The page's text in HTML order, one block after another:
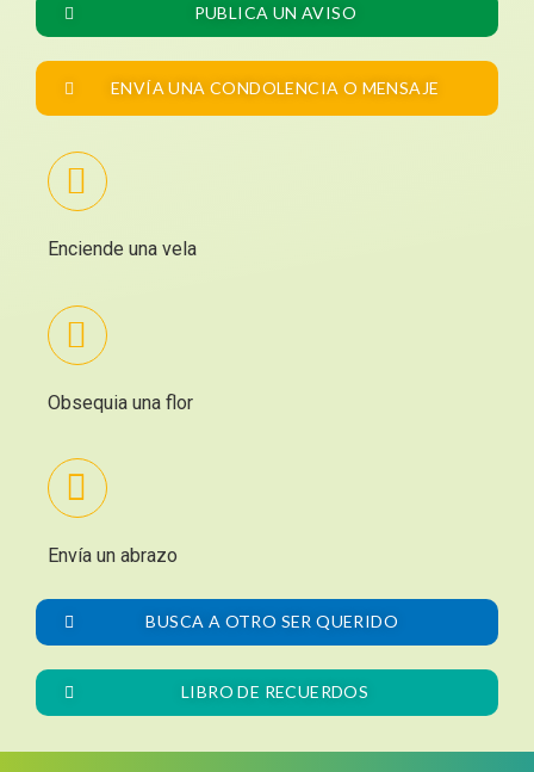
PUBLICA UN AVISO
ENVÍA UNA CONDOLENCIA O MENSAJE
Enciende una vela
Obsequia una flor
Envía un abrazo
BUSCA A OTRO SER QUERIDO
LIBRO DE RECUERDOS